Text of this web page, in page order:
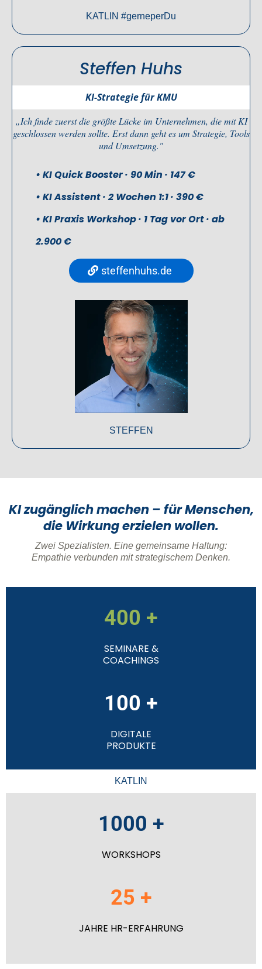
KATLIN #gerneperDu
Steffen Huhs
KI-Strategie für KMU
„Ich finde zuerst die größte Lücke im Unternehmen, die mit KI
geschlossen werden sollte. Erst dann geht es um Strategie, Tools
und Umsetzung."
• KI Quick Booster · 90 Min · 147 €
• KI Assistent · 2 Wochen 1:1 · 390 €
• KI Praxis Workshop · 1 Tag vor Ort · ab
2.900 €
steffenhuhs.de
STEFFEN
KI zugänglich machen – für Menschen,
die Wirkung erzielen wollen.
Zwei Spezialisten. Eine gemeinsame Haltung:
Empathie verbunden mit strategischem Denken.
400 +
SEMINARE &
COACHINGS
100 +
DIGITALE
PRODUKTE
KATLIN
1000 +
WORKSHOPS
25 +
JAHRE HR-ERFAHRUNG